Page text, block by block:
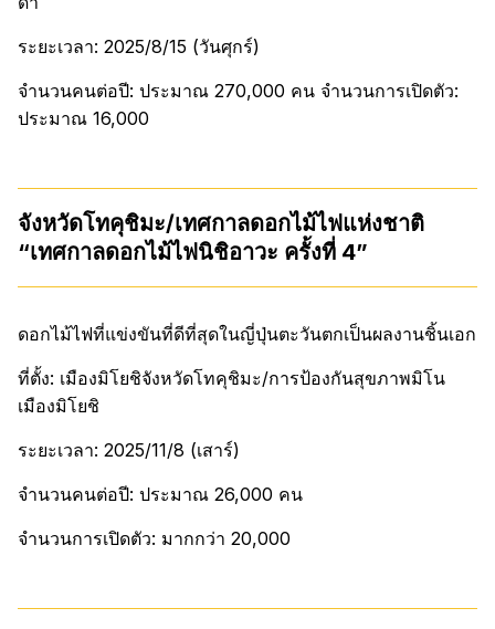
ระยะเวลา: 2025/8/15 (วันศุกร์)
จำนวนคนต่อปี: ประมาณ 270,000 คน จำนวนการเปิดตัว:
ประมาณ 16,000
จังหวัดโทคุชิมะ/เทศกาลดอกไม้ไฟแห่งชาติ
“เทศกาลดอกไม้ไฟนิชิอาวะ ครั้งที่ 4”
ดอกไม้ไฟที่แข่งขันที่ดีที่สุดในญี่ปุ่นตะวันตกเป็นผลงานชิ้นเอก
ที่ตั้ง: เมืองมิโยชิจังหวัดโทคุชิมะ/การป้องกันสุขภาพมิโน
เมืองมิโยชิ
ระยะเวลา: 2025/11/8 (เสาร์)
จำนวนคนต่อปี: ประมาณ 26,000 คน
จำนวนการเปิดตัว: มากกว่า 20,000